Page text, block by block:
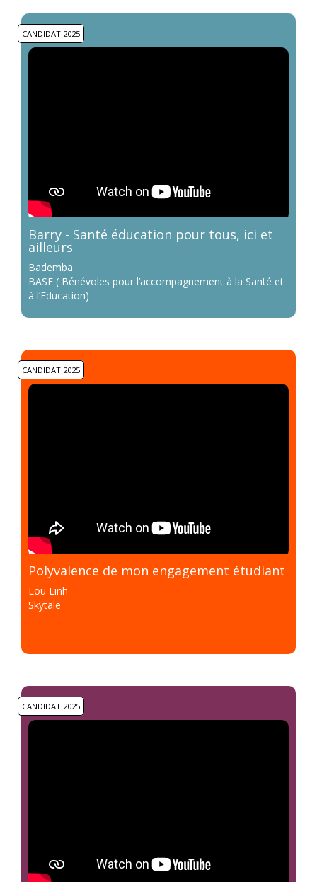
CANDIDAT 2025
Barry - Santé éducation pour tous, ici et
ailleurs
Bademba
BASE ( Bénévoles pour l’accompagnement à la Santé et
à l’Education)
CANDIDAT 2025
Polyvalence de mon engagement étudiant
Lou Linh
Skytale
CANDIDAT 2025